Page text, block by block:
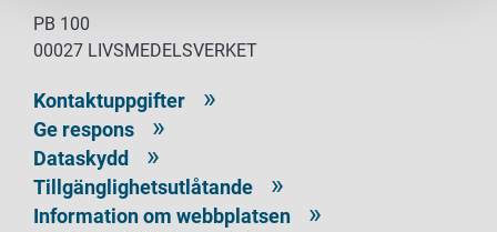
PB 100
00027 LIVSMEDELSVERKET
Kontaktuppgifter
Ge respons
Dataskydd
Tillgänglighetsutlåtande
Information om webbplatsen